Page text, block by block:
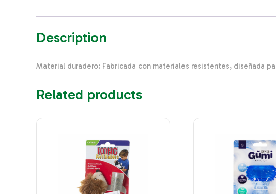
Description
Material duradero: Fabricada con materiales resistentes, diseñada
Related products